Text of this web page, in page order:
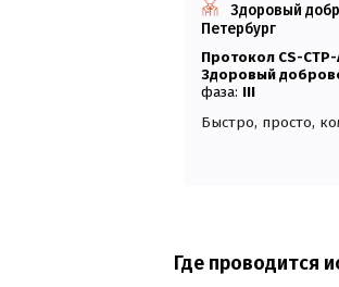
Здоровый
Петербург
Протокол CS-CTP-
Здоровый
фаза: III
Быстро, просто,
Где проводится